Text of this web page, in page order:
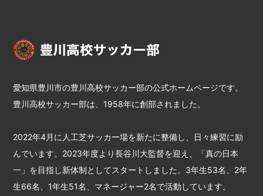
愛知県豊川市の豊川高校サッカー部の公式ホームページです。
豊川高校サッカー部は、1958年に創部されました。
2022年4月に人工芝サッカー場を新たに整備し、日々練習に励
んでいます。2023年度より長谷川大監督を迎え、「真の日本
一」を目指し新体制としてスタートしました。3年生53名、2年
生66名、1年生51名、マネージャー2名で活動しています。